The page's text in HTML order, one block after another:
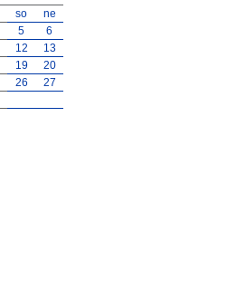
so
ne
5
6
12
13
19
20
26
27